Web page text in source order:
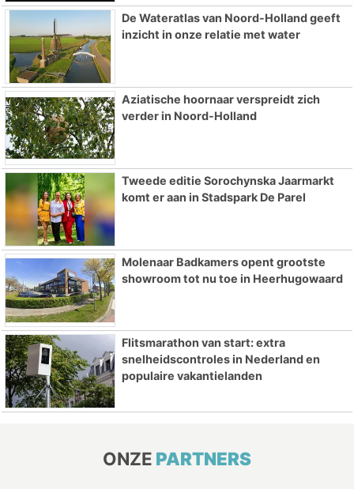
De Wateratlas van Noord-Holland geeft
inzicht in onze relatie met water
Aziatische hoornaar verspreidt zich
verder in Noord-Holland
Tweede editie Sorochynska Jaarmarkt
komt er aan in Stadspark De Parel
Molenaar Badkamers opent grootste
showroom tot nu toe in Heerhugowaard
Flitsmarathon van start: extra
snelheidscontroles in Nederland en
populaire vakantielanden
ONZE PARTNERS